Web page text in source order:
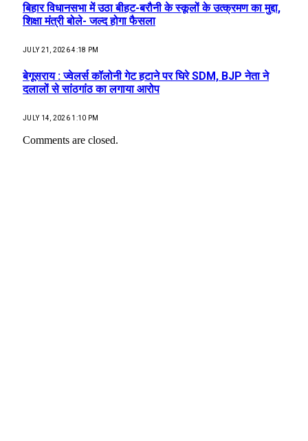
बिहार विधानसभा में उठा बीहट-बरौनी के स्कूलों के उत्क्रमण का मुद्दा,
शिक्षा मंत्री बोले- जल्द होगा फैसला
JULY 21, 2026 4:18 PM
बेगूसराय : ज्वेलर्स कॉलोनी गेट हटाने पर घिरे SDM, BJP नेता ने
दलालों से सांठगांठ का लगाया आरोप
JULY 14, 2026 1:10 PM
Comments are closed.